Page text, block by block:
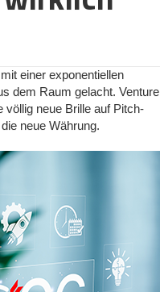
die Liquidität, den
Kostenverlauf sowie den
der jährlichen Kosten
dar. Der
Unternehmens ist
Unternehmens
sowie sonstigen
Unternehmens erfasst,
Aufwendungen,
Personalkosten können
einer exponentiellen
dem Raum gelacht. Venture
neue Brille auf Pitch-
neue Währung.